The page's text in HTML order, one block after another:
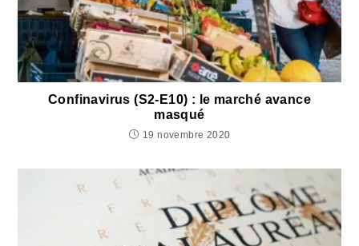
Confinavirus (S2-E10) : le marché avance
masqué
19 novembre 2020